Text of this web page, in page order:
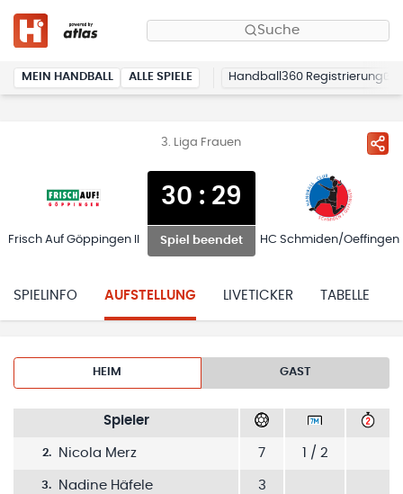
Suche
MEIN HANDBALL ALLE SPIELE Handball360 Registrierung
3. Liga Frauen
Frisch Auf Göppingen II
30 : 29
Spiel beendet HC Schmiden/Oeffingen
SPIELINFO AUFSTELLUNG LIVETICKER TABELLE
HEIM GAST
Spieler
2. Nicola Merz 7 1 / 2
3. Nadine Häfele 3